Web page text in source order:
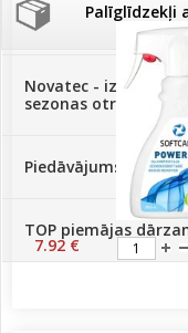
Palīglīdzekļi
Klientu Diena
Novatec - izcils
sezonas otrajā pusē!
Piedāvājums
TOP piemājas
7.92 €